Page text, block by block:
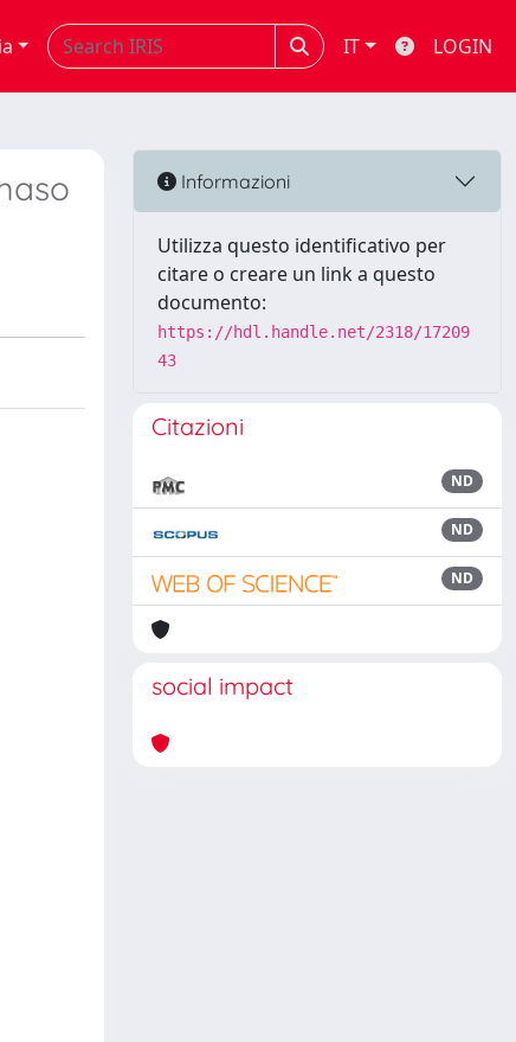
IT LOGIN
Informazioni
Utilizza questo identificativo per
citare o creare un link a questo
documento:
https://hdl.handle.net/2318/17209
43
Citazioni
ND
ND
ND
social impact